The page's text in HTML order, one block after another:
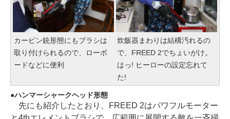
カービン銃形態にもブラシは
取り付けられるので、ローボ
ードなどに便利
炊飯器まわりは結構汚れるの
で、FREED 2でちょいがけ。
はっ! ヒーローの設定忘れて
た!
ハンマーシャークヘッド形態
先にも紹介したとおり、FREED 2はパワフルモーター